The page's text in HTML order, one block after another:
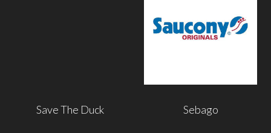
Save The Duck Sebago